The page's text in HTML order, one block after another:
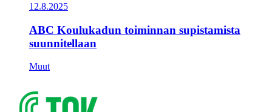
12.8.2025
ABC Koulukadun toiminnan supistamista
suunnitellaan
Muut